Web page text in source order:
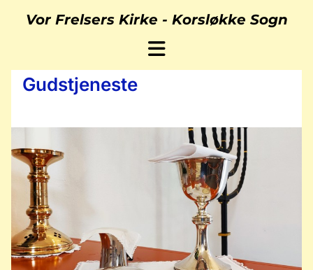
Vor Frelsers Kirke - Korsløkke Sogn
Gudstjeneste